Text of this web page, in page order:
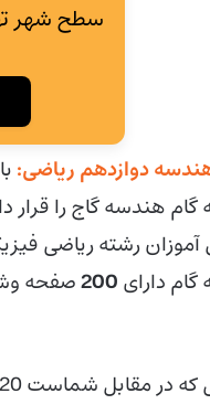
سطح شهر
دوازدهم ریاضی:
گام هندسه گاج را
رشته ریاضی
دارای 200صفحه
20 مگابایت و با فرمت پی دی اف (